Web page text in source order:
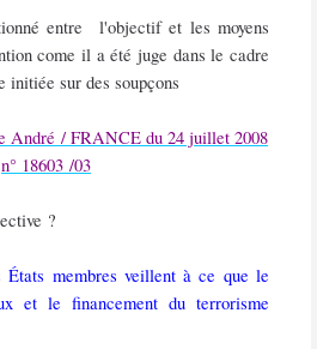
entre
l'objectif et les moyens
come il a été juge dans le cadre
initiée sur des soupçons
André / FRANCE du 24 juillet 2008
n° 18603 /03
?
États membres veillent à ce que le
et le financement du terrorisme